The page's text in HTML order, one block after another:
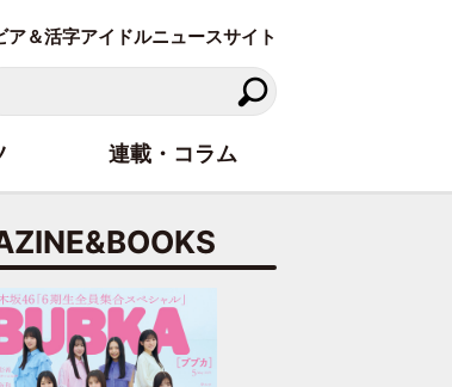
＆活字アイドルニュースサイト
連載・コラム